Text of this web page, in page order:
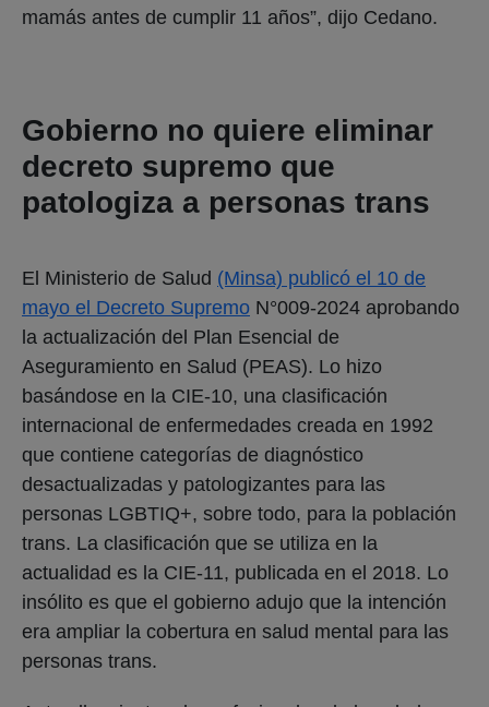
mamás antes de cumplir 11 años”, dijo Cedano.
Gobierno no quiere eliminar
decreto supremo que
patologiza a personas trans
El Ministerio de Salud (Minsa) publicó el 10 de
mayo el Decreto Supremo N°009-2024 aprobando
la actualización del Plan Esencial de
Aseguramiento en Salud (PEAS). Lo hizo
basándose en la CIE-10, una clasificación
internacional de enfermedades creada en 1992
que contiene categorías de diagnóstico
desactualizadas y patologizantes para las
personas LGBTIQ+, sobre todo, para la población
trans. La clasificación que se utiliza en la
actualidad es la CIE-11, publicada en el 2018. Lo
insólito es que el gobierno adujo que la intención
era ampliar la cobertura en salud mental para las
personas trans.